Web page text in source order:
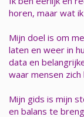
horen, maar wat
Mijn doel is om
laten en weer in
data en
waar mensen
Mijn gids is mijn
en balans te